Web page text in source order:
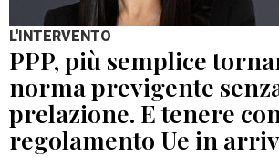
L'INTERVENTO
PPP, più semplice
norma previgente
prelazione. E tenere
regolamento Ue in